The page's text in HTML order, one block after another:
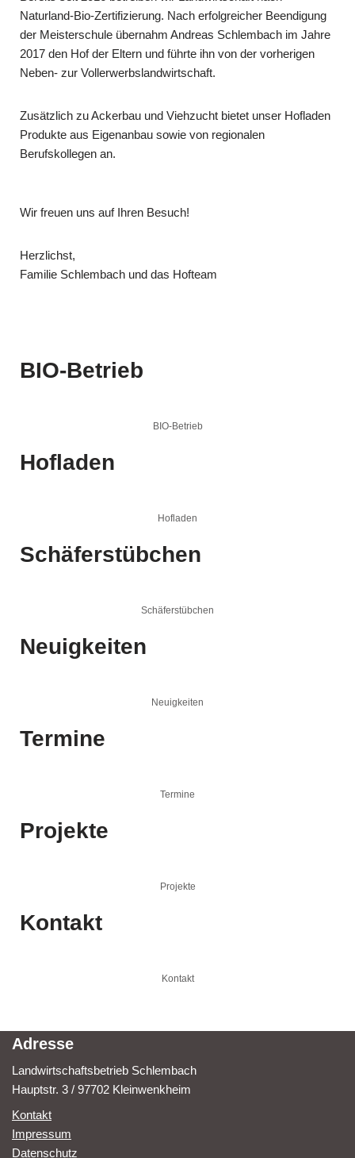
Naturland-Bio-Zertifizierung. Nach erfolgreicher Beendigung
der Meisterschule übernahm Andreas Schlembach im Jahre
2017 den Hof der Eltern und führte ihn von der vorherigen
Neben- zur Vollerwerbslandwirtschaft.
Zusätzlich zu Ackerbau und Viehzucht bietet unser Hofladen
Produkte aus Eigenanbau sowie von regionalen
Berufskollegen an.
Wir freuen uns auf Ihren Besuch!
Herzlichst,
Familie Schlembach und das Hofteam
BIO-Betrieb
BIO-Betrieb
Hofladen
Hofladen
Schäferstübchen
Schäferstübchen
Neuigkeiten
Neuigkeiten
Termine
Termine
Projekte
Projekte
Kontakt
Kontakt
Adresse
Landwirtschaftsbetrieb Schlembach
Hauptstr. 3 / 97702 Kleinwenkheim
Kontakt
Impressum
Datenschutz